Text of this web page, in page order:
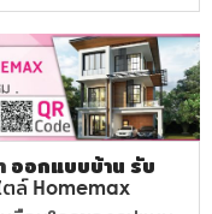
ออกแบบบ้าน รับ
ตล์ Homemax